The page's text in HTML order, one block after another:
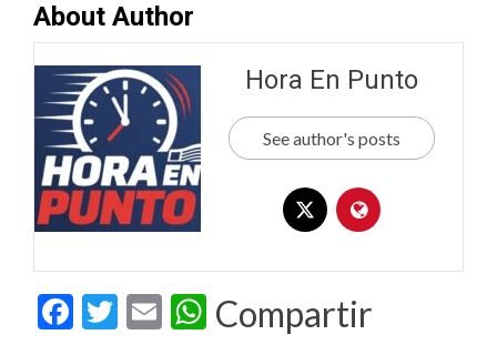
About Author
Hora En Punto
See author's posts
Facebook
Twitter
EmailWhatsApp
Compartir